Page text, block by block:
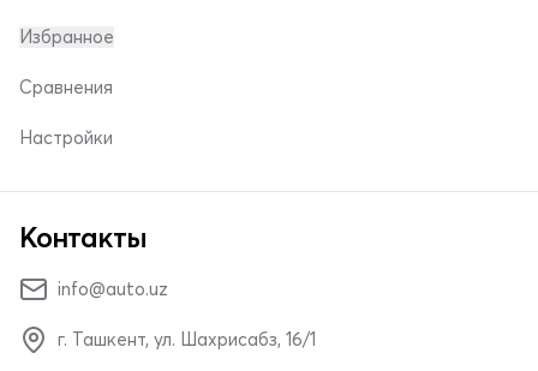
Избранное
Сравнения
Настройки
Контакты
info@auto.uz
г. Ташкент, ул. Шахрисабз, 16/1